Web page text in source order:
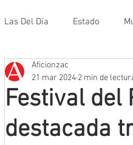
Las Del Día Estado
Que no se olvide
Mineros LNBP
Festival del
destacada
Aficionzac
21 mar 2024 2 min de